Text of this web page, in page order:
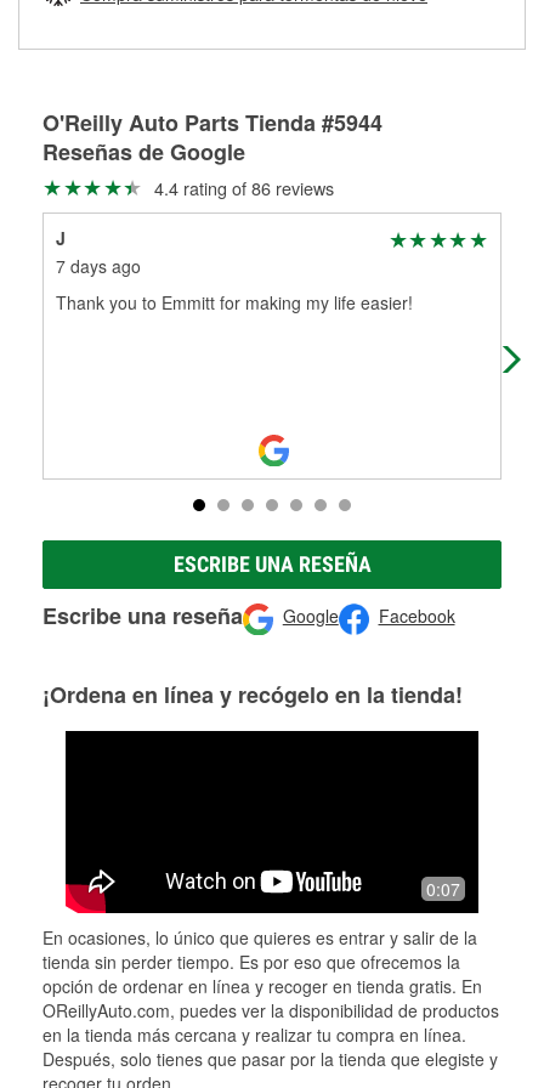
partes de reemplazo correctas para tu reparación.
O'Reilly Auto Parts Tienda #5944
Reseñas de Google
4.4 rating of 86 reviews
J
7 days ago
Thank you to Emmitt for making my life easier!
ESCRIBE UNA RESEÑA
Escribe una reseña Google Facebook
¡Ordena en línea y recógelo en la tienda!
0:07
En ocasiones, lo único que quieres es entrar y salir de la
tienda sin perder tiempo. Es por eso que ofrecemos la
opción de ordenar en línea y recoger en tienda gratis. En
OReillyAuto.com, puedes ver la disponibilidad de productos
en la tienda más cercana y realizar tu compra en línea.
Después, solo tienes que pasar por la tienda que elegiste y
recoger tu orden.